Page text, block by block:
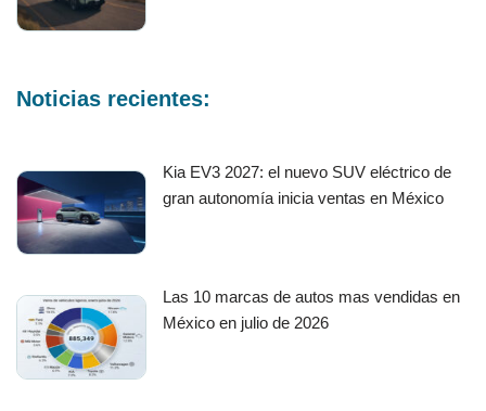
Noticias recientes:
Kia EV3 2027: el nuevo SUV eléctrico de
gran autonomía inicia ventas en México
Las 10 marcas de autos mas vendidas en
México en julio de 2026